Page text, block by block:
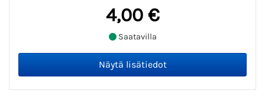
4,00 €
Saatavilla